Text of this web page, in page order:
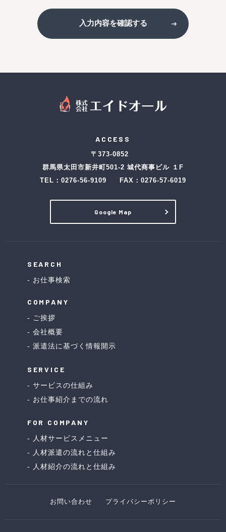
入力内容を確認する
ACCESS
〒373-0852
群馬県太田市新井町501-2 城代商事ビル １F
TEL： 0276-56-9109 FAX：0276-57-6019
Google Map
SEARCH
お仕事検索
COMPANY
ご挨拶
会社概要
派遣法に基づく情報開示
SERVICE
サービスの仕組み
お仕事紹介までの流れ
FOR COMPANY
人材サービスメニュー
人材派遣の流れと仕組み
人材紹介の流れと仕組み
お問い合わせ プライバシーポリシー